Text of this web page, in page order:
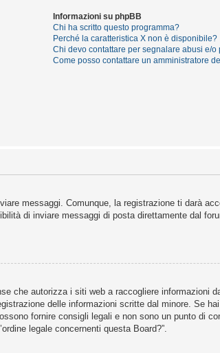
Informazioni su phpBB
Chi ha scritto questo programma?
Perché la caratteristica X non è disponibile?
Chi devo contattare per segnalare abusi e/
Come posso contattare un amministratore
messaggi. Comunque, la registrazione ti darà
di inviare messaggi di posta direttamente dal
che autorizza i siti web a raccogliere informazioni
delle informazioni scritte dal minore. Se
fornire consigli legali e non sono un punto di
legale concernenti questa Board?”.